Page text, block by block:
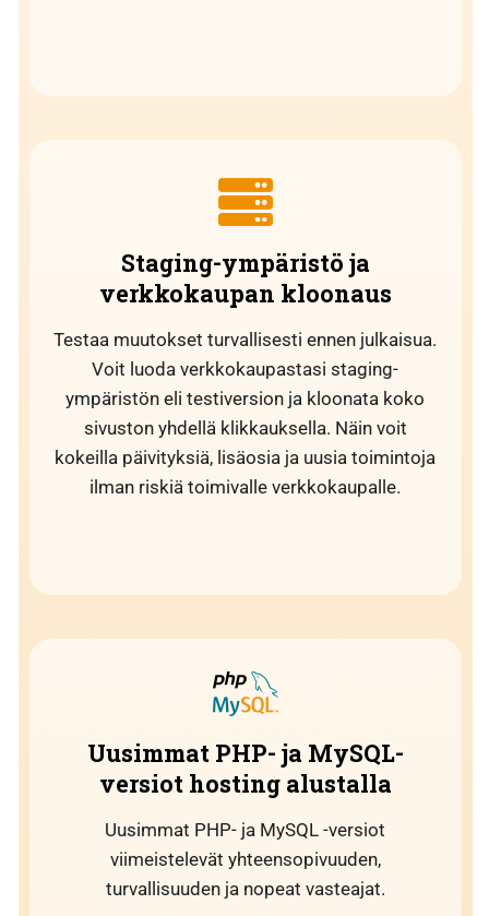
Staging-ympäristö ja
verkkokaupan kloonaus
Testaa muutokset turvallisesti ennen julkaisua.
Voit luoda verkkokaupastasi staging-
ympäristön eli testiversion ja kloonata koko
sivuston yhdellä klikkauksella. Näin voit
kokeilla päivityksiä, lisäosia ja uusia toimintoja
ilman riskiä toimivalle verkkokaupalle.
Uusimmat PHP- ja MySQL-
versiot hosting alustalla
Uusimmat PHP- ja MySQL -versiot
viimeistelevät yhteensopivuuden,
turvallisuuden ja nopeat vasteajat.